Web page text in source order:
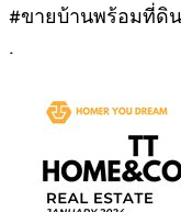
#ขายบ้านพร้อมที่ดิน
.